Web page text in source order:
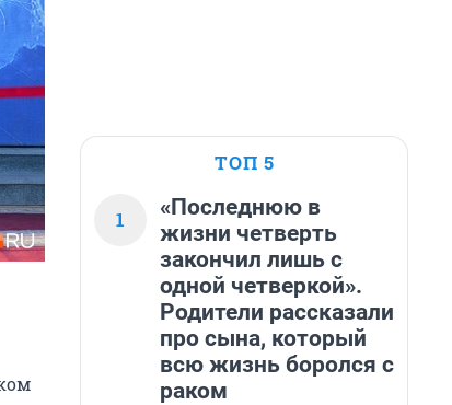
ТОП 5
1
«Последнюю в
жизни четверть
закончил лишь с
одной четверкой».
Родители рассказали
про сына, который
всю жизнь боролся с
раком